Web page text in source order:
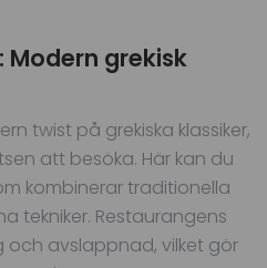
grekisk
twist på grekiska klassiker,
att besöka. Här kan du
kombinerar traditionella
tekniker. Restaurangens
avslappnad, vilket gör